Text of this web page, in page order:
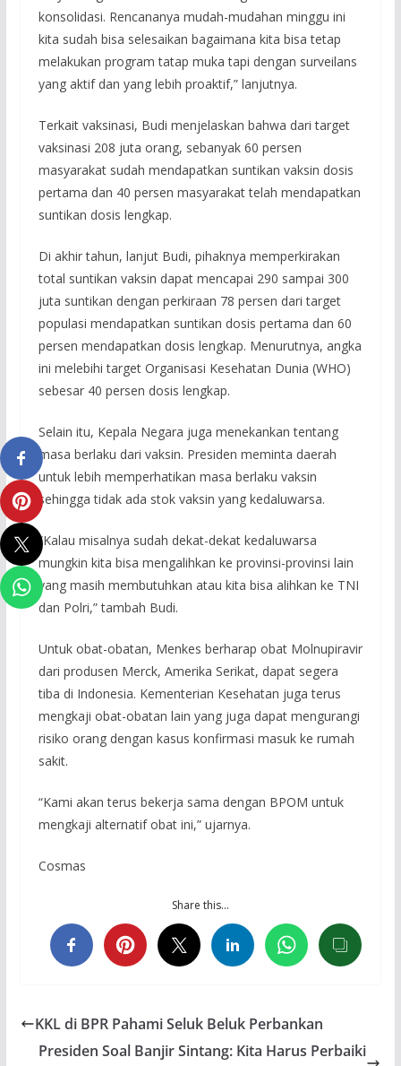
konsolidasi. Rencananya mudah-mudahan minggu ini
kita sudah bisa selesaikan bagaimana kita bisa tetap
melakukan program tatap muka tapi dengan surveilans
yang aktif dan yang lebih proaktif,” lanjutnya.
Terkait vaksinasi, Budi menjelaskan bahwa dari target
vaksinasi 208 juta orang, sebanyak 60 persen
masyarakat sudah mendapatkan suntikan vaksin dosis
pertama dan 40 persen masyarakat telah mendapatkan
suntikan dosis lengkap.
Di akhir tahun, lanjut Budi, pihaknya memperkirakan
total suntikan vaksin dapat mencapai 290 sampai 300
juta suntikan dengan perkiraan 78 persen dari target
populasi mendapatkan suntikan dosis pertama dan 60
persen mendapatkan dosis lengkap. Menurutnya, angka
ini melebihi target Organisasi Kesehatan Dunia (WHO)
sebesar 40 persen dosis lengkap.
Selain itu, Kepala Negara juga menekankan tentang
masa berlaku dari vaksin. Presiden meminta daerah
untuk lebih memperhatikan masa berlaku vaksin
sehingga tidak ada stok vaksin yang kedaluwarsa.
“Kalau misalnya sudah dekat-dekat kedaluwarsa
mungkin kita bisa mengalihkan ke provinsi-provinsi lain
yang masih membutuhkan atau kita bisa alihkan ke TNI
dan Polri,” tambah Budi.
Untuk obat-obatan, Menkes berharap obat Molnupiravir
dari produsen Merck, Amerika Serikat, dapat segera
tiba di Indonesia. Kementerian Kesehatan juga terus
mengkaji obat-obatan lain yang juga dapat mengurangi
risiko orang dengan kasus konfirmasi masuk ke rumah
sakit.
“Kami akan terus bekerja sama dengan BPOM untuk
mengkaji alternatif obat ini,” ujarnya.
Cosmas
Share this…
KKL di BPR Pahami Seluk Beluk Perbankan
Presiden Soal Banjir Sintang: Kita Harus Perbaiki